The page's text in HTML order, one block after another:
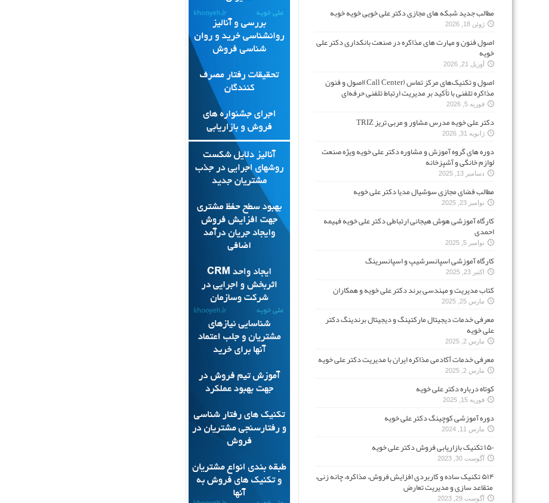
مطالب جدید شبکه های مجازی دکتر علی خویی خویه خوبه
ژوئن 18, 2026
اصول فنون و مهارت های مذاکره در صنعت بانکداری دکتر علی
خویه
آوریل 21, 2026
اصول و تکنیک‌های مرکز تماس (Call Center)اصول و فنون
مذاکره تلفنی با تأکید بر مدیریت ارتباط تلفنی حرفه‌ای
فوریه 5, 2026
دکتر علی خویه مدرس مشاور و مربی تریز TRIZ
ژانویه 31, 2026
دوره های گروه آموزش و مشاوره دکتر علی خویه ویژه صنعت
لوازم خانگی و آشپزخانه
دسامبر 13, 2025
مطالب فضای مجازی سوشیال مدیا دکتر علی خویه
نوامبر 23, 2025
کارگاه آموزشی هوش هیجانی ارتباطی دکتر علی خویه فهیمه
احمدی
نوامبر 5, 2025
کارگاه آموزشی اسپانسرشیپ و اسپانسرینگ
اکتبر 23, 2025
کتاب مدیریت و مهندسی برند دکتر علی خویه و همکاران
مارس 25, 2025
معرفی خدمات دیجیتال مارکتینگ و دیجیتال برندینگ دکتر
علی خویه
مارس 2, 2025
معرفی خدمات آکادمی مذاکره ایران با مدیریت دکتر علی خویه
مارس 2, 2025
کوتاه درباره دکتر علی خویه
فوریه 15, 2025
دوره آموزشی کوچینگ دکتر علی خویه
مارس 11, 2024
۱۵۰ تکنیک بازاریابی فروش دکتر علی خویه
آگوست 30, 2023
۵۱۴ تکنیک ساده و کاربردی افزایش فروش، مذاکره، چانه زنی،
متقاعد سازی و مدیریت تعارض
آگوست 29, 2023